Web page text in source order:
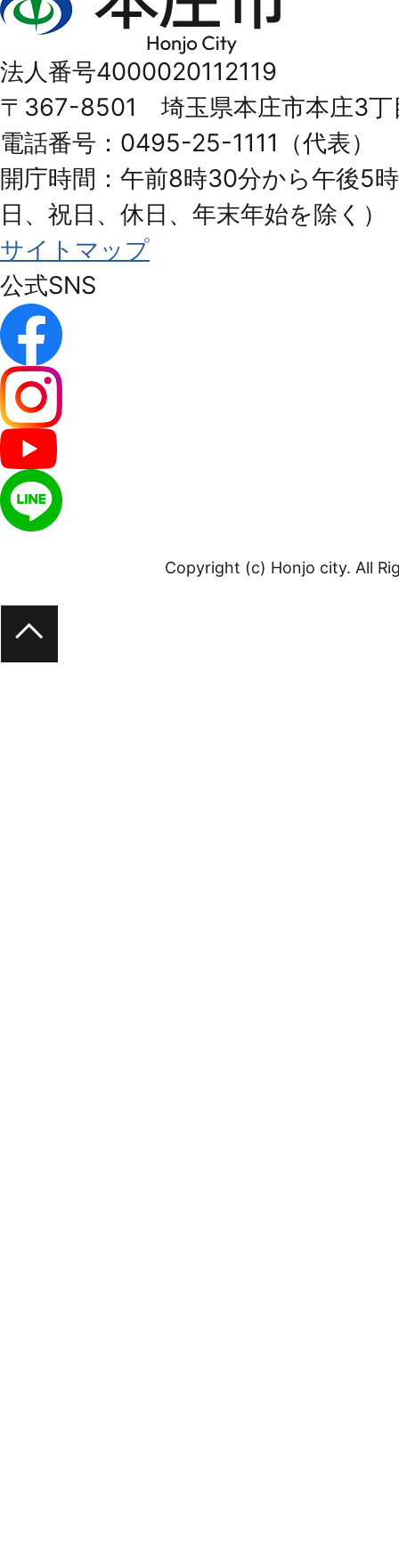
庄
Honjo
City
法人番号4000020112119
〒367-8501 埼玉県本庄市本庄3丁
電話番号：0495-25-1111（代表）
開庁時間：午前8時30分から午後5
日、祝日、休日、年末年始を除く）
サイトマップ
公式SNS
Copyright (c) Honjo city. All